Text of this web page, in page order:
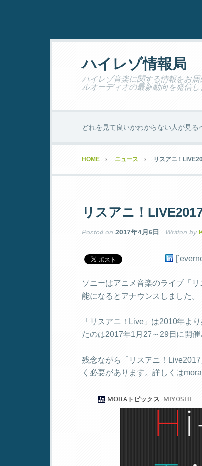
ハイレゾ情報局
ハイレゾ音楽に関する情報をお
ルオーディオの最新動向を発信し
どれを見て良いかわからない人が見る
HOME ニュース リスアニ！
リスアニ！
Posted on 2017年4月6日 Written by
ソニーはアニメ音楽のライブ「
能になるとアナウンスしました。
「リスアニ！Live」は2010年よ
たのは2017年1月27～29日に開
残念ながら「リスアニ！
く必要があります。詳しくは